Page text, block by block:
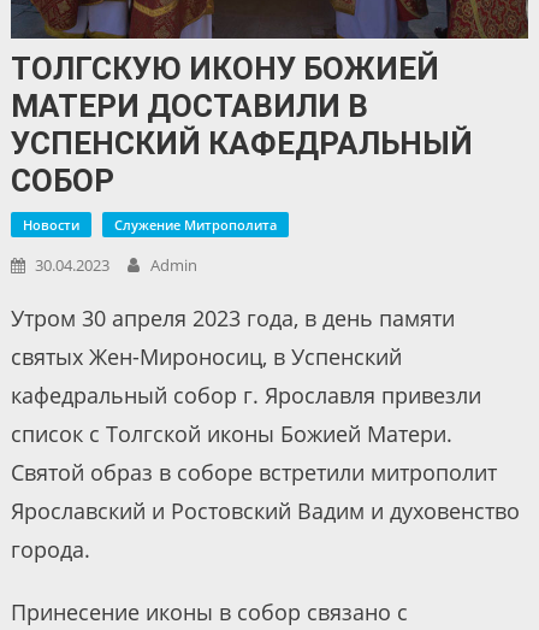
ТОЛГСКУЮ ИКОНУ БОЖИЕЙ
МАТЕРИ ДОСТАВИЛИ В
УСПЕНСКИЙ КАФЕДРАЛЬНЫЙ
СОБОР
Новости Служение Митрополита
30.04.2023 Admin
Утром 30 апреля 2023 года, в день памяти
святых Жен-Мироносиц, в Успенский
кафедральный собор г. Ярославля привезли
список с Толгской иконы Божией Матери.
Святой образ в соборе встретили митрополит
Ярославский и Ростовский Вадим и духовенство
города.
Принесение иконы в собор связано с